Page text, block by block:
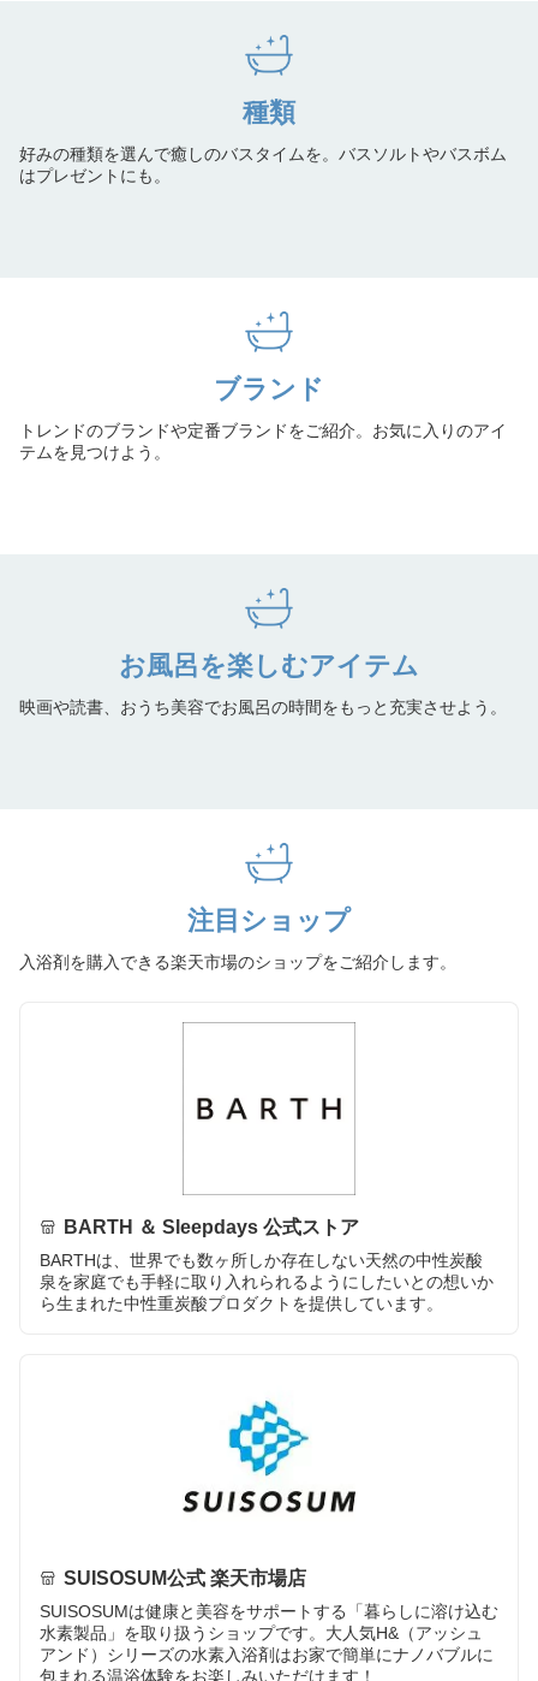
種類
好みの種類を選んで癒しのバスタイムを。バスソルトやバスボム
はプレゼントにも。
ブランド
トレンドのブランドや定番ブランドをご紹介。お気に入りのアイ
テムを見つけよう。
お風呂を楽しむアイテム
映画や読書、おうち美容でお風呂の時間をもっと充実させよう。
注目ショップ
入浴剤を購入できる楽天市場のショップをご紹介します。
BARTH ＆ Sleepdays 公式ストア
BARTHは、世界でも数ヶ所しか存在しない天然の中性炭酸
泉を家庭でも手軽に取り入れられるようにしたいとの想いか
ら生まれた中性重炭酸プロダクトを提供しています。
SUISOSUM公式 楽天市場店
SUISOSUMは健康と美容をサポートする「暮らしに溶け込む
水素製品」を取り扱うショップです。大人気H&（アッシュ
アンド）シリーズの水素入浴剤はお家で簡単にナノバブルに
包まれる温浴体験をお楽しみいただけます！